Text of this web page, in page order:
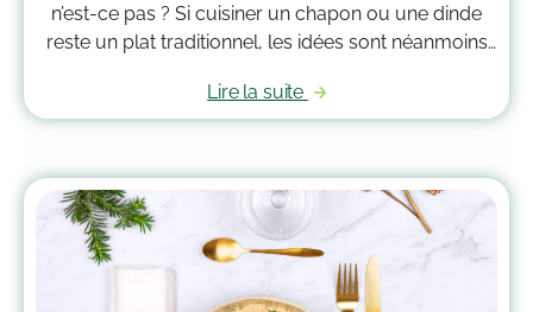
n’est-ce pas ? Si cuisiner un chapon ou une dinde
reste un plat traditionnel, les idées sont néanmoins
ou de redécouvrir le top de ses recettes de Noël. À
vous de piocher dedans pour que votre repas de
Lire la suite